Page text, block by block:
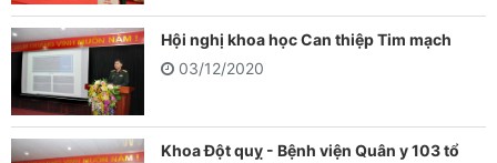
Hội nghị khoa học Can thiệp Tim mạch
03/12/2020
Khoa Đột quỵ - Bệnh viện Quân y 103 tổ